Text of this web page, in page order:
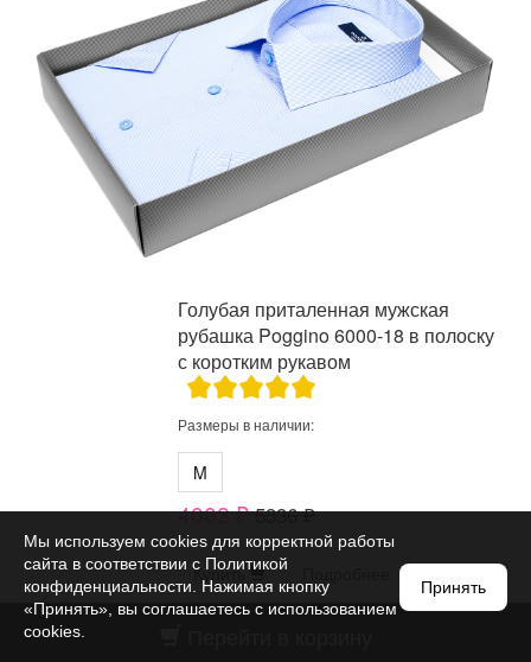
Голубая приталенная мужская
рубашка Poggino 6000-18 в полоску
с коротким рукавом
Размеры в наличии:
M
4002 ₽ 5336 ₽
Купить
Мы используем cookies для корректной работы
сайта в соответствии с Политикой
конфиденциальности . Нажимая кнопку
«Принять», вы соглашаетесь с использованием
cookies.
Принять